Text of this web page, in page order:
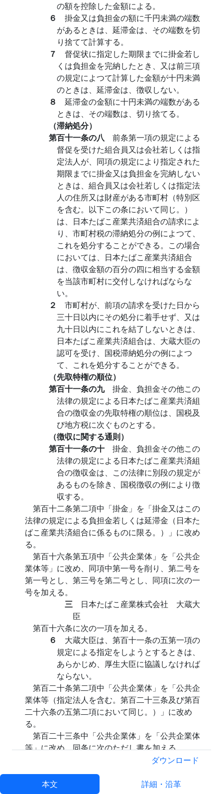
の額を控除した金額による。
６ 掛金又は負担金の額に千円未満の端数
があるときは、延滞金は、その端数を切
り捨てて計算する。
７ 督促状に指定した期限までに掛金若し
くは負担金を完納したとき、又は前三項
の規定によつて計算した金額が十円未満
のときは、延滞金は、徴収しない。
８ 延滞金の金額に十円未満の端数がある
ときは、その端数は、切り捨てる。
（滞納処分）
第百十一条の八 前条第一項の規定による
督促を受けた組合員又は会社若しくは指
定法人が、同項の規定により指定された
期限までに掛金又は負担金を完納しない
ときは、組合員又は会社若しくは指定法
人の住所又は財産がある市町村（特別区
を含む。以下この条において同じ。）
は、日本たばこ産業共済組合の請求によ
り、市町村税の滞納処分の例によつて、
これを処分することができる。この場合
においては、日本たばこ産業共済組合
は、徴収金額の百分の四に相当する金額
を当該市町村に交付しなければならな
い。
２ 市町村が、前項の請求を受けた日から
三十日以内にその処分に着手せず、又は
九十日以内にこれを結了しないときは、
日本たばこ産業共済組合は、大蔵大臣の
認可を受け、国税滞納処分の例によつ
て、これを処分することができる。
（先取特権の順位）
第百十一条の九 掛金、負担金その他この
法律の規定による日本たばこ産業共済組
合の徴収金の先取特権の順位は、国税及
び地方税に次ぐものとする。
（徴収に関する通則）
第百十一条の十 掛金、負担金その他この
法律の規定による日本たばこ産業共済組
合の徴収金は、この法律に別段の規定が
あるものを除き、国税徴収の例により徴
収する。
第百十二条第二項中「掛金」を「掛金又はこの
法律の規定による負担金若しくは延滞金（日本た
ばこ産業共済組合に係るものに限る。）」に改め
る。
第百十六条第五項中「公共企業体」を「公共企
業体等」に改め、同項中第一号を削り、第二号を
第一号とし、第三号を第二号とし、同項に次の一
号を加える。
三 日本たばこ産業株式会社 大蔵大
臣
第百十六条に次の一項を加える。
６ 大蔵大臣は、第百十一条の五第一項の
規定による指定をしようとするときは、
あらかじめ、厚生大臣に協議しなければ
ならない。
第百二十条第二項中「公共企業体」を「公共企
業体等（指定法人を含む。第百二十三条及び第百
二十六条の五第二項において同じ。）」に改め
る。
第百二十三条中「公共企業体」を「公共企業体
等」に改め、同条に次のただし書を加える。
ただし、日本たばこ産業共済組合の船員
組合員に係る国庫の負担に相当する費用に
ついては、国が負担する。
ダウンロード
本文 詳細・沿革